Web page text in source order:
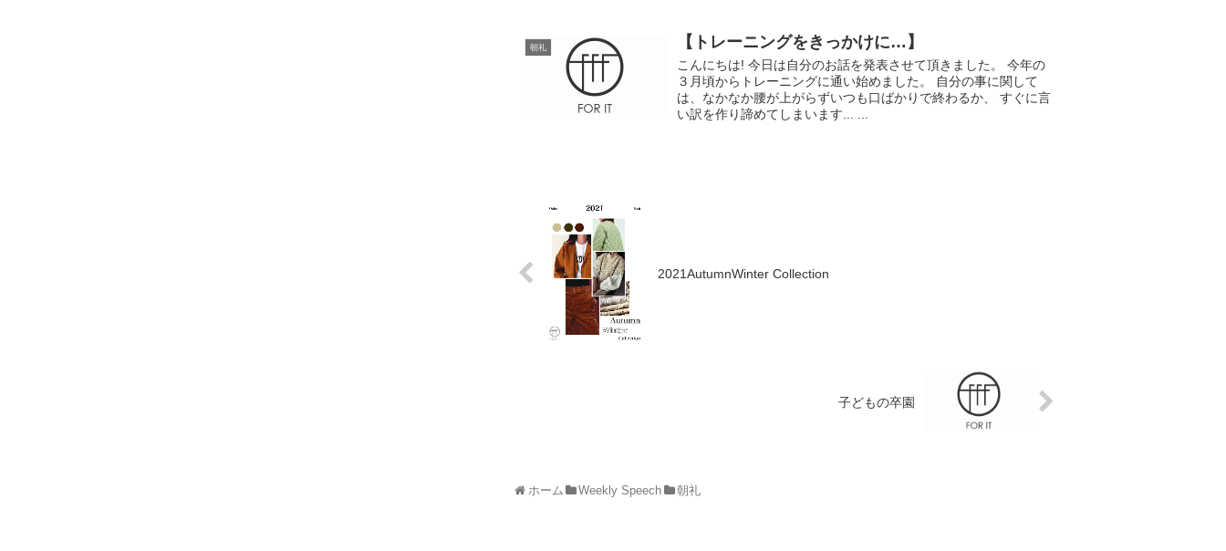
朝礼 【トレーニングをきっかけに…】
こんにちは! 今日は自分のお話を発表させて頂きました。 今年の
３月頃からトレーニングに通い始めました。 自分の事に関して
は、なかなか腰が上がらずいつも口ばかりで終わるか、 すぐに言
い訳を作り諦めてしまいます... ...
2021AutumnWinter Collection
子どもの卒園
ホーム Weekly Speech 朝礼